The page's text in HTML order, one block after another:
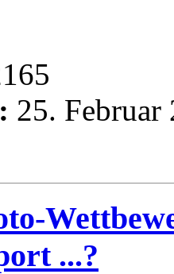
25. Februar
...?